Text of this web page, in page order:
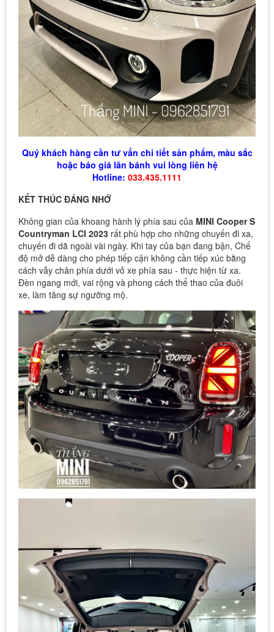
Quý khách hàng cần tư vấn chi tiết sản phẩm, màu sắc
hoặc báo giá lăn bánh vui lòng liên hệ
Hotline: 033.435.1111
KẾT THÚC ĐÁNG NHỚ
Không gian của khoang hành lý phía sau của MINI Cooper S
Countryman LCI 2023 rất phù hợp cho những chuyến đi xa,
chuyến đi dã ngoài vài ngày. Khi tay của bạn đang bận, Chế
độ mở dễ dàng cho phép tiếp cận không cần tiếp xúc bằng
cách vẫy chân phía dưới vỏ xe phía sau - thực hiện từ xa.
Đèn ngang mới, vai rộng và phong cách thể thao của đuôi
xe, làm tăng sự ngưỡng mộ.